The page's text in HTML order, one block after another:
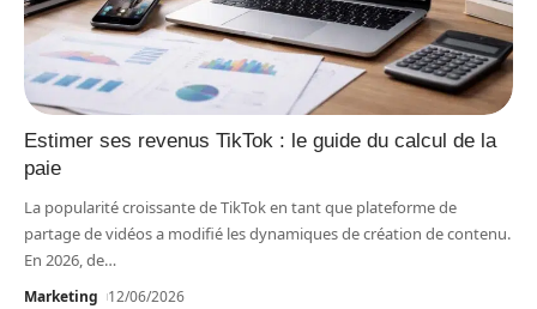
Estimer ses revenus TikTok : le guide du calcul de la
paie
La popularité croissante de TikTok en tant que plateforme de
partage de vidéos a modifié les dynamiques de création de contenu.
En 2026, de…
Marketing 12/06/2026